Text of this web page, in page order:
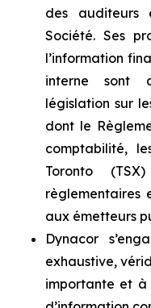
des auditeurs
Société. Ses
l’information
interne sont
législation sur
dont le
comptabilité,
Toronto
règlementaires
aux émetteurs
Dynacor
exhaustive,
importante et à